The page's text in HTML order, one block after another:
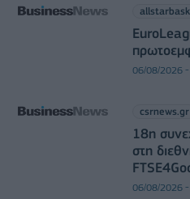
06/08/2026 -
csrnews.gr
18η
στη
06/08/2026